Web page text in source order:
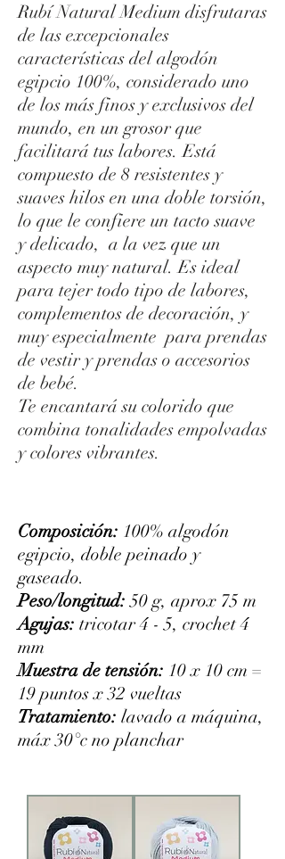
Rubí Natural Medium disfrutaras
de las excepcionales
características del algodón
egipcio 100%, considerado uno
de los más finos y exclusivos del
mundo, en un grosor que
facilitará tus labores. Está
compuesto de 8 resistentes y
suaves hilos en una doble torsión,
lo que le confiere un tacto suave
y delicado, a la vez que un
aspecto muy natural. Es ideal
para tejer todo tipo de labores,
complementos de decoración, y
muy especialmente para prendas
de vestir y prendas o accesorios
de bebé.
Te encantará su colorido que
combina tonalidades empolvadas
y colores vibrantes.
Composición: 100% algodón
egipcio, doble peinado y
gaseado.
Peso/longitud: 50 g, aprox 75 m
Agujas: tricotar 4 - 5, crochet 4
mm
Muestra de tensión: 10 x 10 cm =
19 puntos x 32 vueltas
Tratamiento: lavado a máquina,
máx 30°c no planchar